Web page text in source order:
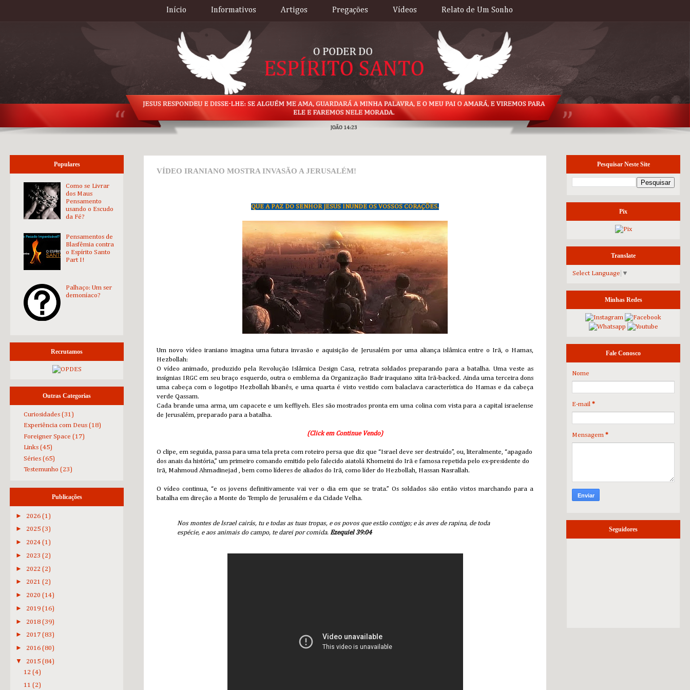
Início Informativos Artigos Pregações Vídeos Relato de Um Sonho
VÍDEO IRANIANO MOSTRA INVASÃO A JERUSALÉM!
QUE A PAZ DO SENHOR JESUS INUNDE OS VOSSOS CORAÇÕES.
Um novo vídeo iraniano imagina uma futura invasão e aquisição de Jerusalém por uma aliança islâmica entre o Irã, o Hamas,
Hezbollah:
O vídeo animado, produzido pela Revolução Islâmica Design Casa, retrata soldados preparando para a batalha. Uma veste as
insígnias IRGC em seu braço esquerdo, outra o emblema da Organização Badr iraquiano xiita Irã-backed. Ainda uma terceira dons
uma cabeça com o logotipo Hezbollah libanês, e uma quarta é visto vestido com balaclava característica do Hamas e da cabeça
verde Qassam.
Cada brande uma arma, um capacete e um keffiyeh. Eles são mostrados pronta em uma colina com vista para a capital israelense
de Jerusalém, preparado para a batalha.
(Click em Continue Vendo)
O clipe, em seguida, passa para uma tela preta com roteiro persa que diz que “Israel deve ser destruído”, ou, literalmente, “apagado
dos anais da história,” um primeiro comando emitido pelo falecido aiatolá Khomeini do Irã e famosa repetida pelo ex-presidente do
Irã, Mahmoud Ahmadinejad , bem como líderes de aliados do Irã, como líder do Hezbollah, Hassan Nasrallah.
O vídeo continua, “e os jovens definitivamente vai ver o dia em que se trata.” Os soldados são então vistos marchando para a
batalha em direção a Monte do Templo de Jerusalém e da Cidade Velha.
Nos montes de Israel cairás, tu e todas as tuas tropas, e os povos que estão contigo; e às aves de rapina, de toda
espécie, e aos animais do campo, te darei por comida. Ezequiel 39:04
Populares
Como se Livrar
dos Maus
Pensamento
usando o Escudo
da Fé?
Pensamentos de
Blasfêmia contra
o Espírito Santo
Part I!
Palhaço: Um ser
demoníaco?
Recrutamos
Outras Categorias
Curiosidades (31)
Experiência com Deus (18)
Foreigner Space (17)
Links (45)
Séries (65)
Testemunho (23)
Publicações
► 2026 (1)
► 2025 (3)
► 2024 (1)
► 2023 (2)
► 2022 (2)
► 2021 (2)
► 2020 (14)
► 2019 (16)
► 2018 (39)
► 2017 (83)
► 2016 (80)
▼ 2015 (84)
12 (4)
11 (2)
Pesquisar Neste Site
Pix
Translate
Select Language ▼
Minhas Redes
Fale Conosco
Nome
E-mail *
Mensagem *
Seguidores